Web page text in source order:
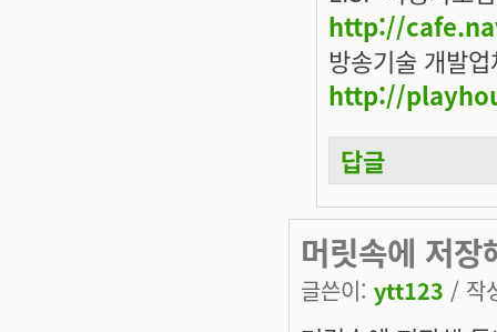
http://
방송기술 개발
http://
답글
머릿속에 저장
글쓴이: ytt123 / 작